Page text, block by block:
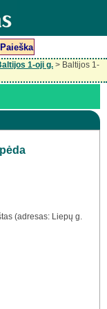
1-oji g. > Baltijos 1-
(adresas: Liepų g.